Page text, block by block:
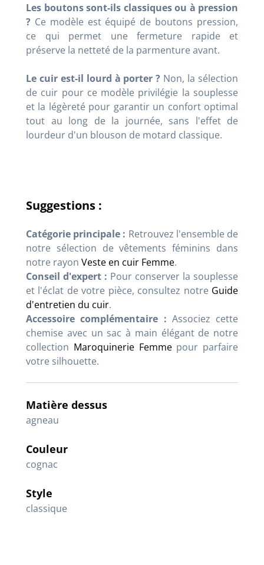
Les boutons sont-ils classiques ou à pression
? Ce modèle est équipé de boutons pression,
ce qui permet une fermeture rapide et
préserve la netteté de la parmenture avant.
Le cuir est-il lourd à porter ? Non, la sélection
de cuir pour ce modèle privilégie la souplesse
et la légèreté pour garantir un confort optimal
tout au long de la journée, sans l'effet de
lourdeur d'un blouson de motard classique.
Suggestions :
Catégorie principale : Retrouvez l'ensemble de
notre sélection de vêtements féminins dans
notre rayon Veste en cuir Femme.
Conseil d'expert : Pour conserver la souplesse
et l'éclat de votre pièce, consultez notre Guide
d'entretien du cuir.
Accessoire complémentaire : Associez cette
chemise avec un sac à main élégant de notre
collection Maroquinerie Femmepour parfaire
votre silhouette.
Matière dessus
agneau
Couleur
cognac
Style
classique